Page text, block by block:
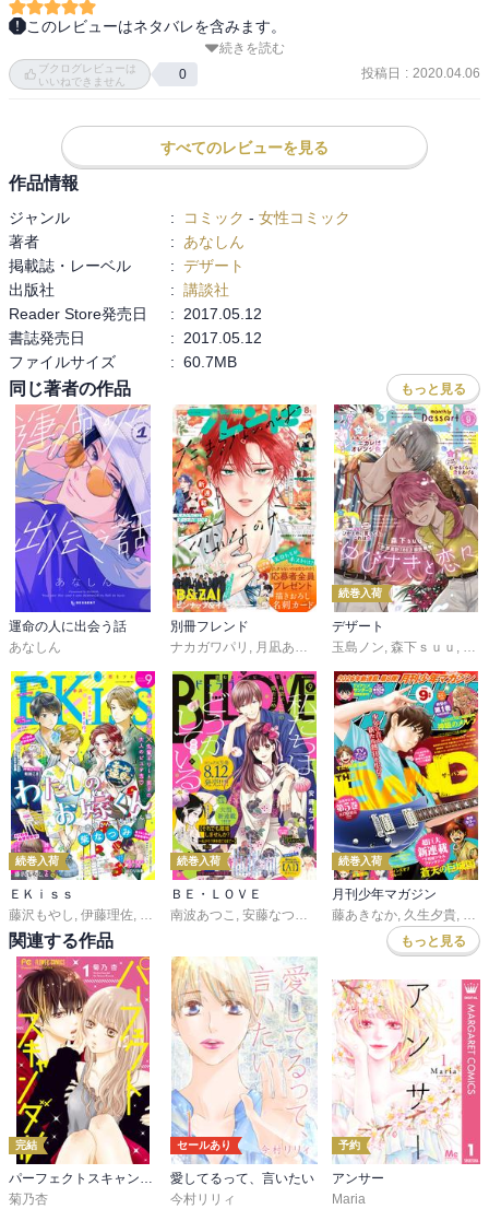
このレビューはネタバレを含みます。
美月が倒れたところから。倒れた美月はあやちゃんの家に。あやち
ゃんのお母さんから話されるあやちゃんの子供の頃の話やばかっ
するな。永久も好きだけどあやちゃんも好き。私にしては珍しくど
っちも好きで困っている。文化祭当日の永久のコスプレはなんでな
の。海賊コス選んだのは作者さんが描いてみたかったとかなのか
な。あやちゃんのナチュラルに押しまくる感じも好きだけど、永久
の無自覚っぽくぐいぐいくる感じます悪くない。でも永久もう一押
しくらいしてほしい。告白してなんだかいい感じならなおさら。男
子高校生もう少しがっついていいと思う。
続きを読む
ブクログレビューは
いいねできません
0 投稿日 : 2020.04.06
すべてのレビューを見る
作品情報
ジャンル : コミック - 女性コミック
著者
:
あなしん
掲載誌・レーベル
: デザート
出版社
: 講談社
Reader Store発売日
:
2017.05.12
書誌発売日
:
2017.05.12
ファイルサイズ
: 60.7MB
同じ著者の作品 もっと見る
運命の人に出会う話
あなしん
別冊フレンド
ナカガワパリ , 月凪あやせ 長岡みう,ゆきら, 帆那みつ
続巻入荷
デザート
玉島ノン, 森下ｓｕｕ , 蟹
続巻入荷
ＥＫｉｓｓ
藤沢もやし 伊藤理佐 柴なつみ,二ノ宮知子,藤あさひ 井上霞 ,ばったん,有賀リエ
続巻入荷
ＢＥ・ＬＯＶＥ
南波あつこ
安藤なつみ 末次由紀,上田美和,佐久間結
続巻入荷
月刊少年マガジン
藤あきなか 久生夕貴
関連する作品 もっと見る
完結
パーフェクトスキャンダル
菊乃杏
セールあり
愛してるって、言いたい
今村リリィ
予約
アンサー
Maria